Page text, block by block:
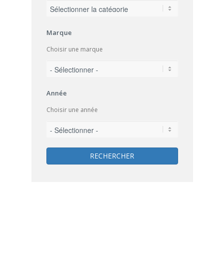
Marque
Choisir une marque
Année
Choisir une année
RECHERCHER